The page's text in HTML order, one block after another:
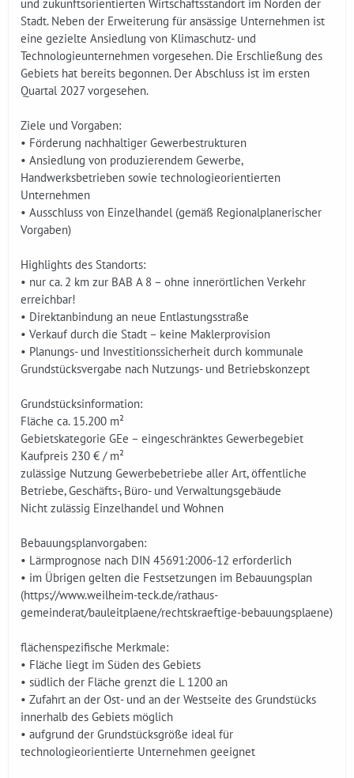
und zukunftsorientierten Wirtschaftsstandort im Norden der
Stadt. Neben der Erweiterung für ansässige Unternehmen ist
eine gezielte Ansiedlung von Klimaschutz- und
Technologieunternehmen vorgesehen. Die Erschließung des
Gebiets hat bereits begonnen. Der Abschluss ist im ersten
Quartal 2027 vorgesehen.
Ziele und Vorgaben:
• Förderung nachhaltiger Gewerbestrukturen
• Ansiedlung von produzierendem Gewerbe,
Handwerksbetrieben sowie technologieorientierten
Unternehmen
• Ausschluss von Einzelhandel (gemäß Regionalplanerischer
Vorgaben)
Highlights des Standorts:
• nur ca. 2 km zur BAB A 8 – ohne innerörtlichen Verkehr
erreichbar!
• Direktanbindung an neue Entlastungsstraße
• Verkauf durch die Stadt – keine Maklerprovision
• Planungs- und Investitionssicherheit durch kommunale
Grundstücksvergabe nach Nutzungs- und Betriebskonzept
Grundstücksinformation:
Fläche ca. 15.200 m²
Gebietskategorie GEe – eingeschränktes Gewerbegebiet
Kaufpreis 230 € / m²
zulässige Nutzung Gewerbebetriebe aller Art, öffentliche
Betriebe, Geschäfts-, Büro- und Verwaltungsgebäude
Nicht zulässig Einzelhandel und Wohnen
Bebauungsplanvorgaben:
• Lärmprognose nach DIN 45691:2006-12 erforderlich
• im Übrigen gelten die Festsetzungen im Bebauungsplan
(https://www.weilheim-teck.de/rathaus-
gemeinderat/bauleitplaene/rechtskraeftige-bebauungsplaene)
flächenspezifische Merkmale:
• Fläche liegt im Süden des Gebiets
• südlich der Fläche grenzt die L 1200 an
• Zufahrt an der Ost- und an der Westseite des Grundstücks
innerhalb des Gebiets möglich
• aufgrund der Grundstücksgröße ideal für
technologieorientierte Unternehmen geeignet